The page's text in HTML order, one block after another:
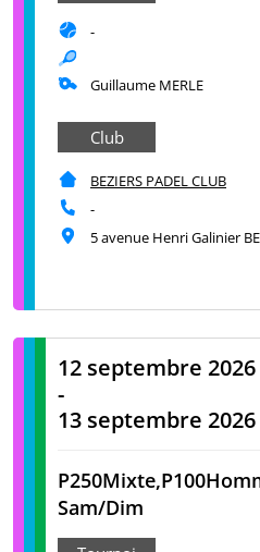
-
Guillaume MERLE
Club
BEZIERS PADEL CLUB
-
5 avenue Henri Galinier
12 septembre 2026
-
13 septembre 2026
Sam/Dim